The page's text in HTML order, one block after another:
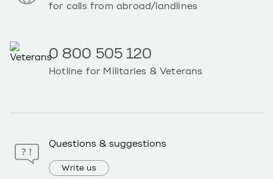
for calls from abroad/landlines
0 800 505 120
Hotline for Militaries & Veterans
Questions & suggestions
Write us